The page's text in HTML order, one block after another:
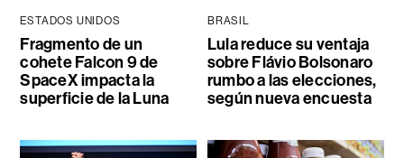
ESTADOS UNIDOS
Fragmento de un
cohete Falcon 9 de
SpaceX impacta la
superficie de la Luna
BRASIL
Lula reduce su ventaja
sobre Flávio Bolsonaro
rumbo a las elecciones,
según nueva encuesta